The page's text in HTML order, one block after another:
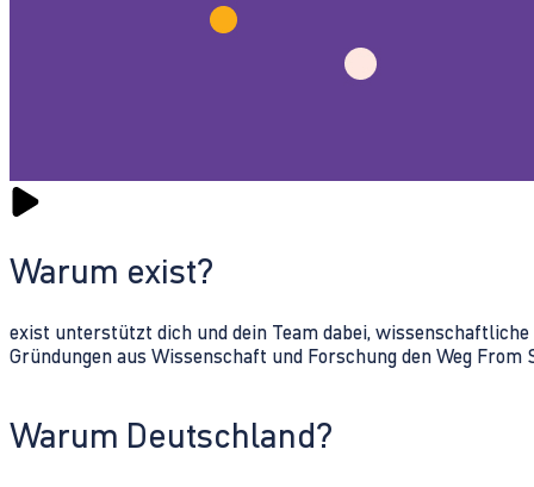
Warum exist?
exist unterstützt dich und dein Team dabei,
Gründungen aus Wissenschaft und Forschung den Weg From
Warum Deutschland?